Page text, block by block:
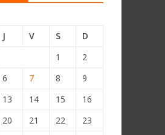
J V S
D
1
2
6 7 8
9
13 14 15
16
20 21 22
23